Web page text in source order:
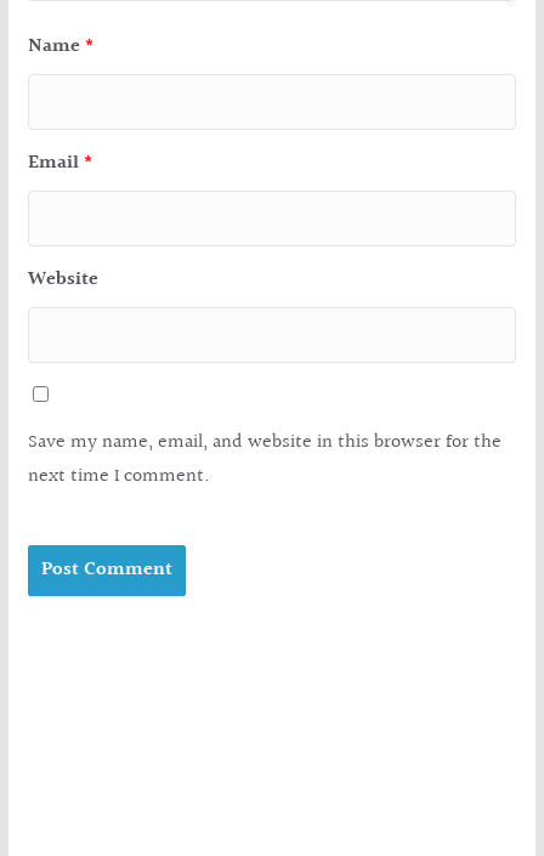
Name *
Email *
Website
Save my name, email, and website in this browser for the
next time I comment.